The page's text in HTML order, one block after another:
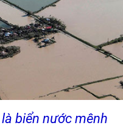
biển nước mênh